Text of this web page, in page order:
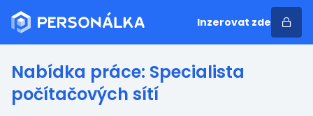
Inzerovat zde
Nabídka práce: Specialista
počítačových sítí